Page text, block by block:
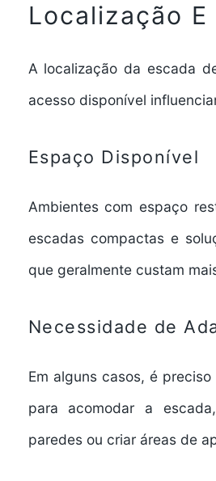
Localização
A localização da escada
acesso disponível
Espaço Disponível
Ambientes com espaço
escadas compactas e
que geralmente custam
Necessidade de
Em alguns casos, é
para acomodar a
paredes ou criar áreas de